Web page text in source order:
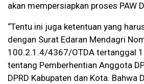
akan mempersiapkan proses PAW
“Tentu ini juga ketentuan yang
dengan Surat Edaran Mendagri
100.2.1.4/4367/OTDA tertanggal
tentang Pemberhentian Anggota
DPRD Kabupaten dan Kota. Bahwa